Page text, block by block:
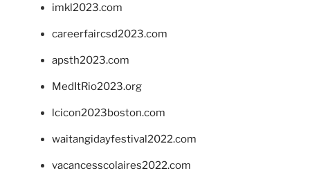
imkl2023.com
careerfaircsd2023.com
apsth2023.com
MedItRio2023.org
lcicon2023boston.com
waitangidayfestival2022.com
vacancesscolaires2022.com